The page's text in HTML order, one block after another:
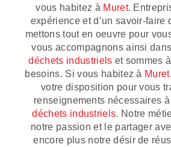
vous habitez à Muret.
expérience et d’un savoir-faire
mettons tout en oeuvre pour
vous accompagnons ainsi
déchets industriels et sommes
besoins. Si vous habitez à Muret
votre disposition pour vous
renseignements nécessaires
déchets industriels. Notre
notre passion et le partager
encore plus notre désir de